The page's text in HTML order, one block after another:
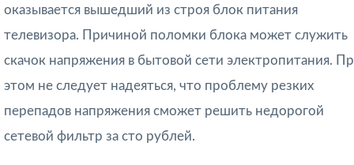
оказывается вышедший из строя блок питания
телевизора. Причиной поломки блока может служить
скачок напряжения в бытовой сети электропитания.
этом не следует надеяться, что проблему резких
перепадов напряжения сможет решить недорогой
сетевой фильтр за сто рублей.